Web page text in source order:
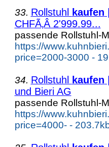
33. Rollstuhl kaufen
CHFÃ‚Â 2'999.99...
passende Rollstuhl-
https://
price=2000-3000 -
34. Rollstuhl kaufen
und Bieri AG
passende Rollstuhl-
https://
price=4000- -